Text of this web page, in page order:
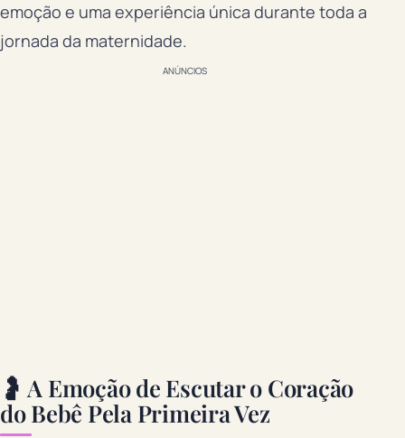
emoção e uma experiência única durante toda a
jornada da maternidade.
ANÚNCIOS
🤰 A Emoção de Escutar o Coração
do Bebê Pela Primeira Vez